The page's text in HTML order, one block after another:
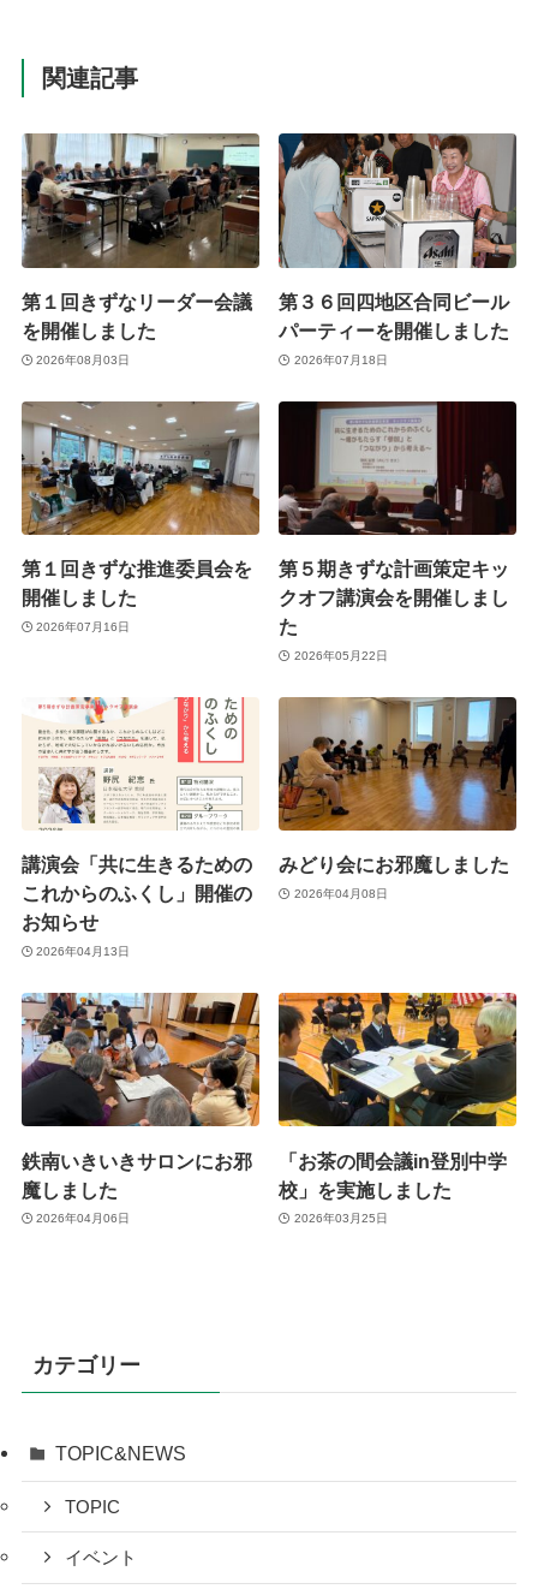
関連記事
第１回きずなリーダー会議
を開催しました
2026年08月03日
第３６回四地区合同ビール
パーティーを開催しました
2026年07月18日
第１回きずな推進委員会を
開催しました
2026年07月16日
第５期きずな計画策定キッ
クオフ講演会を開催しまし
た
2026年05月22日
講演会「共に生きるための
これからのふくし」開催の
お知らせ
2026年04月13日
みどり会にお邪魔しました
2026年04月08日
鉄南いきいきサロンにお邪
魔しました
2026年04月06日
「お茶の間会議in登別中学
校」を実施しました
2026年03月25日
カテゴリー
TOPIC&NEWS
TOPIC
イベント